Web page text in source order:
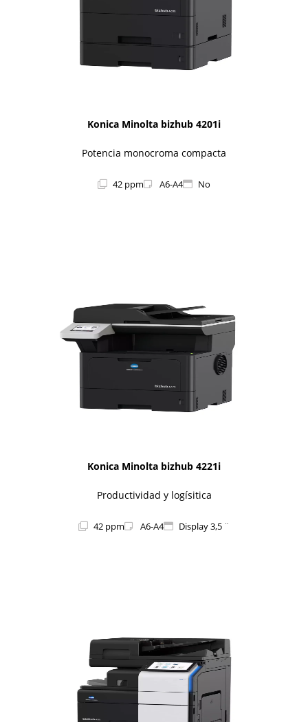
Konica Minolta bizhub 4201i
Potencia monocroma compacta
42 ppm A6-A4 No
Konica Minolta bizhub 4221i
Productividad y logísitica
42 ppm A6-A4 Display 3,5 ¨